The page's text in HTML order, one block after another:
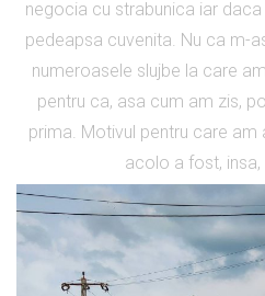
negocia cu strabunica iar
pedeapsa cuvenita. Nu ca m-
numeroasele slujbe la care
pentru ca, asa cum am zis,
prima. Motivul pentru care
acolo a fost, insa,